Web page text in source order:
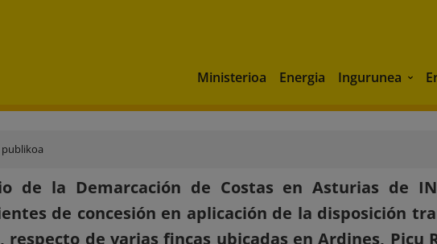
Ministerioa Energia Ingurunea
de la Demarcación de Costas en Asturias de
de concesión en aplicación de la disposición
respecto de varias fincas ubicadas en Ardines, Picu